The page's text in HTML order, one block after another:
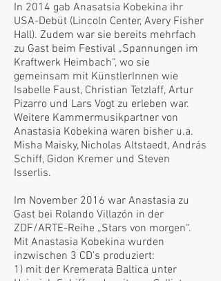
In 2014 gab Anasatsia Kobekina ihr
USA-Debüt (Lincoln Center, Avery Fisher
Hall). Zudem war sie bereits mehrfach
zu Gast beim Festival „Spannungen im
Kraftwerk Heimbach“, wo sie
gemeinsam mit KünstlerInnen wie
Isabelle Faust, Christian Tetzlaff, Artur
Pizarro und Lars Vogt zu erleben war.
Weitere Kammermusikpartner von
Anastasia Kobekina waren bisher u.a.
Misha Maisky, Nicholas Altstaedt, András
Schiff, Gidon Kremer und Steven
Isserlis.
Im November 2016 war Anastasia zu
Gast bei Rolando Villazón in der
ZDF/ARTE-Reihe „Stars von morgen“.
Mit Anastasia Kobekina wurden
inzwischen 3 CD’s produziert:
1) mit der Kremerata Baltica unter